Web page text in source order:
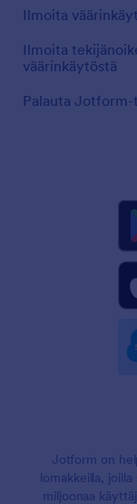
Ilmoita
Ilmoita
väärinkäytöstä
Palauta
Jotform on
lomakkeilla,
miljoonaa